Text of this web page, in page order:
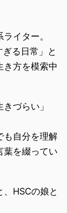
イター。
る日常」と
き方を模索中
づらい」
も自分を理解
葉を綴ってい
HSCの娘と